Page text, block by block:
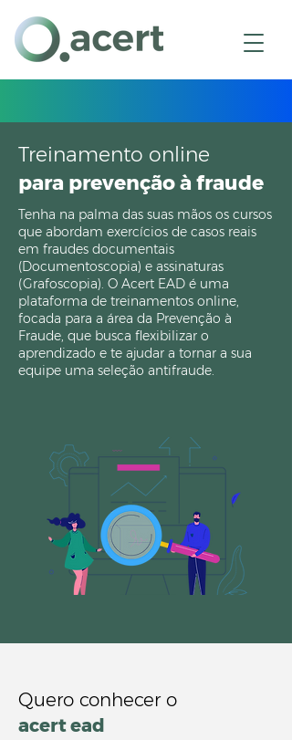
Treinamento online
para prevenção à fraude
Tenha na palma das suas mãos os cursos
que abordam exercícios de casos reais
em fraudes documentais
(Documentoscopia) e assinaturas
(Grafoscopia). O Acert EAD é uma
plataforma de treinamentos online,
focada para a área da Prevenção à
Fraude, que busca flexibilizar o
aprendizado e te ajudar a tornar a sua
equipe uma seleção antifraude.
Quero conhecer o
acert ead